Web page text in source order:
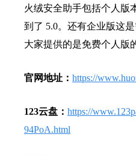
火绒安全助手包括个人版
到了 5.0。还有企业版这
大家提供的是免费个人版
官网地址： https://
123云盘： https://
94PoA.html